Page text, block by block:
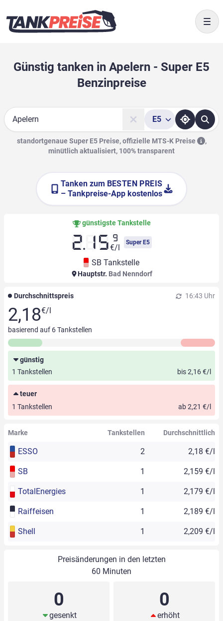
Günstig tanken in Apelern - Super E5
Benzinpreise
Suche
E5
standortgenaue Super E5 Preise, offizielle MTS-K Preise
,
minütlich aktualisiert, 100% transparent
Tanken zum BESTEN PREIS
– Tankpreise-App kostenlos
günstigste Tankstelle
2.15 9
€/l
Super E5
SB Tankstelle
Hauptstr. Bad Nenndorf
Durchschnittspreis 16:43 Uhr
2,18€/l
basierend auf 6Tankstellen
günstig
1 Tankstellen
bis 2,16 €/l
teuer
1 Tankstellen
ab 2,21 €/l
Marke Tankstellen Durchschnittlich
ESSO 2 2,18 €/l
SB 1 2,159 €/l
TotalEnergies 1 2,179 €/l
Raiffeisen 1 2,189 €/l
Shell 1 2,209 €/l
Preisänderungen in den letzten
60 Minuten
0
gesenkt
0
erhöht